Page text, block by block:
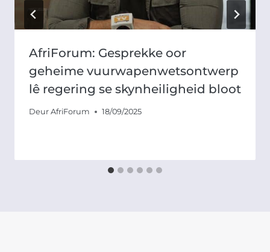
AfriForum: Gesprekke oor
geheime vuurwapenwetsontwerp
lê regering se skynheiligheid bloot
Deur AfriForum 18/09/2025